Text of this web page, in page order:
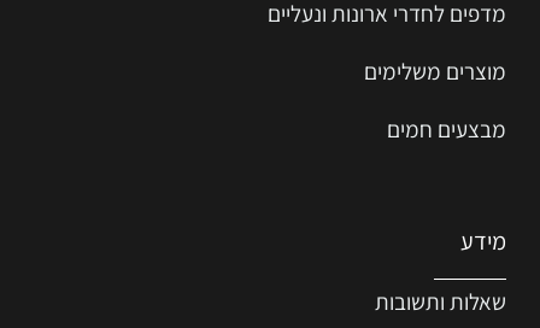
מדפים לחדרי ארונות ונעליים
מוצרים משלימים
מבצעים חמים
מידע
שאלות ותשובות